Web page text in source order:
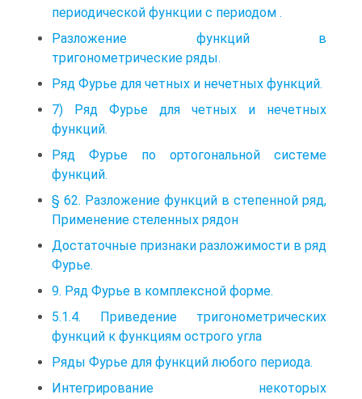
периодической функции с периодом .
Разложение функций в
тригонометрические ряды.
Ряд Фурье для четных и нечетных функций.
7) Ряд Фурье для четных и нечетных
функций.
Ряд Фурье по ортогональной системе
функций.
§ 62. Разложение функций в степенной ряд,
Применение стеленных рядон
Достаточные признаки разложимости в ряд
Фурье.
9. Ряд Фурье в комплексной форме.
5.1.4. Приведение тригонометрических
функций к функциям острого угла
Ряды Фурье для функций любого периода.
Интегрирование некоторых